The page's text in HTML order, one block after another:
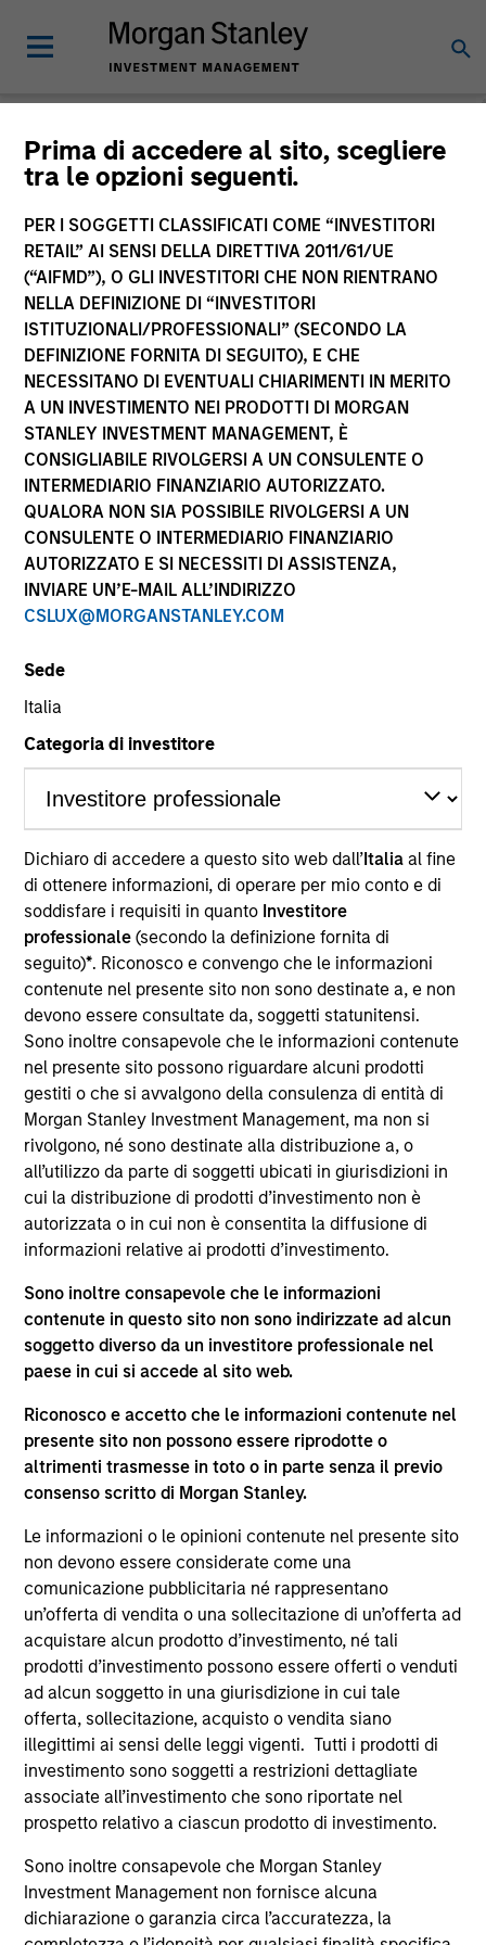
Prima di accedere al sito, scegliere
tra le opzioni seguenti.
PER I SOGGETTI CLASSIFICATI COME “INVESTITORI
RETAIL” AI SENSI DELLA DIRETTIVA 2011/61/UE
(“AIFMD”), O GLI INVESTITORI CHE NON RIENTRANO
NELLA DEFINIZIONE DI “INVESTITORI
ISTITUZIONALI/PROFESSIONALI” (SECONDO LA
DEFINIZIONE FORNITA DI SEGUITO), E CHE
NECESSITANO DI EVENTUALI CHIARIMENTI IN MERITO
A UN INVESTIMENTO NEI PRODOTTI DI MORGAN
STANLEY INVESTMENT MANAGEMENT, È
CONSIGLIABILE RIVOLGERSI A UN CONSULENTE O
INTERMEDIARIO FINANZIARIO AUTORIZZATO.
QUALORA NON SIA POSSIBILE RIVOLGERSI A UN
CONSULENTE O INTERMEDIARIO FINANZIARIO
AUTORIZZATO E SI NECESSITI DI ASSISTENZA,
INVIARE UN’E-MAIL ALL’INDIRIZZO
CSLUX@MORGANSTANLEY.COM
Sede
Italia
Categoria di investitore
Dichiaro di accedere a questo sito web dall’Italia al fine
di ottenere informazioni, di operare per mio conto e di
soddisfare i requisiti in quanto Investitore
professionale(secondo la definizione fornita di
seguito)*. Riconosco e convengo che le informazioni
contenute nel presente sito non sono destinate a, e non
devono essere consultate da, soggetti statunitensi.
Sono inoltre consapevole che le informazioni contenute
nel presente sito possono riguardare alcuni prodotti
gestiti o che si avvalgono della consulenza di entità di
Morgan Stanley Investment Management, ma non si
rivolgono, né sono destinate alla distribuzione a, o
all’utilizzo da parte di soggetti ubicati in giurisdizioni in
cui la distribuzione di prodotti d’investimento non è
autorizzata o in cui non è consentita la diffusione di
informazioni relative ai prodotti d’investimento.
Sono inoltre consapevole che le informazioni
contenute in questo sito non sono indirizzate ad alcun
soggetto diverso da un investitore professionale nel
paese in cui si accede al sito web.
Riconosco e accetto che le informazioni contenute nel
presente sito non possono essere riprodotte o
altrimenti trasmesse in toto o in parte senza il previo
consenso scritto di Morgan Stanley.
Le informazioni o le opinioni contenute nel presente sito
non devono essere considerate come una
comunicazione pubblicitaria né rappresentano
un’offerta di vendita o una sollecitazione di un’offerta ad
acquistare alcun prodotto d’investimento, né tali
prodotti d’investimento possono essere offerti o venduti
ad alcun soggetto in una giurisdizione in cui tale
offerta, sollecitazione, acquisto o vendita siano
illegittimi ai sensi delle leggi vigenti. Tutti i prodotti di
investimento sono soggetti a restrizioni dettagliate
associate all’investimento che sono riportate nel
prospetto relativo a ciascun prodotto di investimento.
Sono inoltre consapevole che Morgan Stanley
Investment Management non fornisce alcuna
dichiarazione o garanzia circa l’accuratezza, la
Morgan Stanley
Investment Funds
La presente comunicazione ha carattere promozionale.
La performance passata non è un indicatore affidabile dei
risultati futuri. I rendimenti possono aumentare o diminuire
per effetto delle oscillazioni valutarie. Tutti i dati di
performance sono calcolati in base al valore del
patrimonio netto (NAV), al netto delle spese, e non
comprendono le commissioni e gli oneri relativi
all’emissione e al rimborso delle quote. Tutti i dati relativi
alle performance e agli indici sono tratti da Morgan
Stanley Investment Management.
Rendimenti nell’anno solare.
*Devise de référence du fonds
Il presente materiale contiene informazioni relative ai
Comparti di Morgan Stanley Investment Funds, una
società di investimento a capitale variabile di diritto
lussemburghese. (la “Società”) è registrata nel
Granducato di Lussemburgo come organismo
d’investimento collettivo ai sensi della Parte 1 della Legge
del 17 dicembre 2010 e successive modifiche. La Società è
un organismo d’investimento collettivo in valori mobiliari
(“OICVM”).
Prima dell’adesione ai comparti, le richieste di
partecipazione non devono essere presentate senza aver
consultato l’ultima versione del Prospetto Informativo, del
documento contenente informazioni chiave (“KID”) o del
documento contenente informazioni chiave per gli
investitori (“KIID”), della relazione annuale e della
relazione semestrale (“Documenti di offerta”) o altri
documenti disponibili sul sito
https://www.morganstanley.com/im/msinvf/index.html
a titolo gratuito presso la Sede legale all’indirizzo
L-2633 Senningerberg, R.C.S. Lussemburgo B 29 192.
Le informazioni relative agli aspetti di sostenibilità del
Comparto e una sintesi dei diritti degli investitori sono
disponibili sul sito web sopra indicato.
Inoltre, gli investitori italiani sono invitati a prendere
visione del “Modulo completo di sottoscrizione” (Extended
Application Form), mentre la sezione “Informazioni
supplementari per Hong Kong” (“Additional Information for
Hong Kong Investors”) all’interno del Prospetto riguarda
in lingua tedesca del Prospetto Informativo, del
documento contenente informazioni chiave per gli
investitori (KID o KIID), dello statuto e delle relazioni
annuali e semestrali e ulteriori informazioni possono
essere ottenute dal rappresentante in Svizzera. Il
rappresentante in Svizzera è Carnegie Fund Services S.A.,
11, rue du Général-Dufour, 1204 Ginevra. L’agente pagatore
in Svizzera è Banque Cantonale de Genève, 17, quai de l’Ile,
1204 Ginevra.
Se la società di gestione del Comparto in questione decide
di cessare l’accordo di commercializzazione del Comparto
in un Paese del SEE in cui esso è registrato per la vendita,
lo farà nel rispetto delle norme OICVM.
rinvia alla pagina delGlossario.
Tutti i dati di performance sono calcolati in base al valore
del patrimonio netto (NAV), al netto delle spese, e non